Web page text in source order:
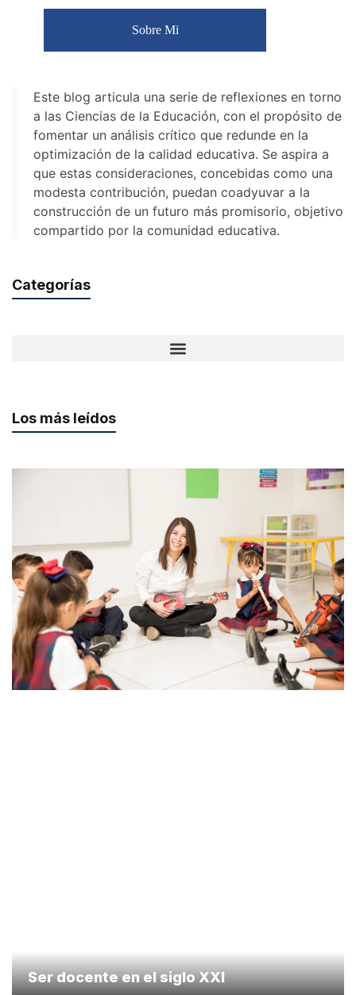
Sobre Mi
Este blog articula una serie de reflexiones en torno
a las Ciencias de la Educación, con el propósito de
fomentar un análisis crítico que redunde en la
optimización de la calidad educativa. Se aspira a
que estas consideraciones, concebidas como una
modesta contribución, puedan coadyuvar a la
construcción de un futuro más promisorio, objetivo
compartido por la comunidad educativa.
Categorías
Los más leídos
Ser docente en el siglo XXI